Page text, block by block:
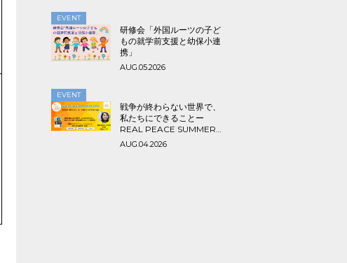
EVENT
研修会「外国ルーツの子ど
もの就学前支援と幼保小連
携」
AUG.05.2026
EVENT
戦争が終わらない世界で、
私たちにできることー
REAL PEACE SUMMER
2026
AUG.04.2026